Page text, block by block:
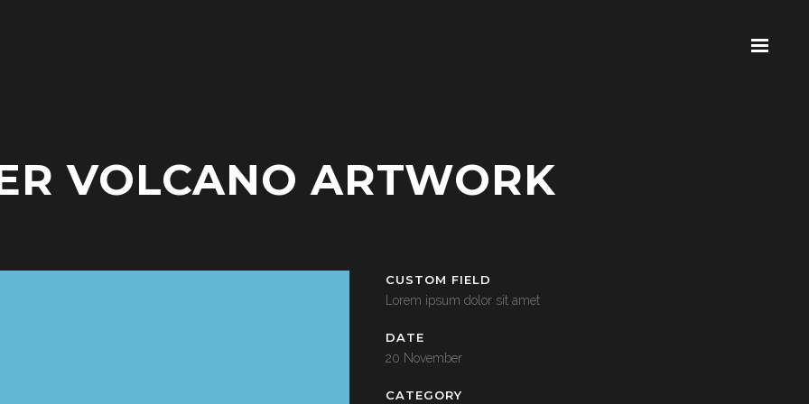
VOLCANO ARTWORK
CUSTOM FIELD
Lorem ipsum dolor sit amet
DATE
20 November
CATEGORY